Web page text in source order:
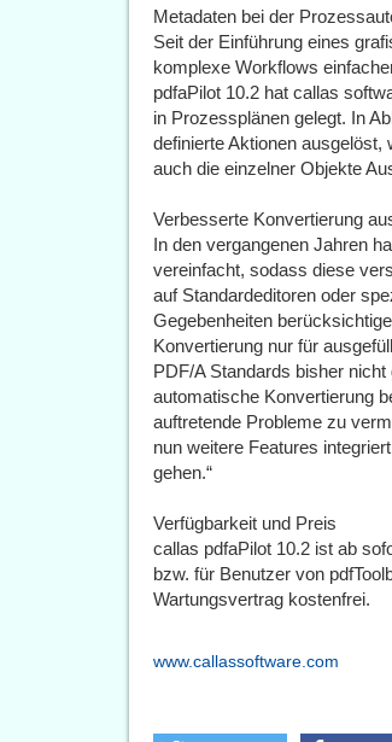
Metadaten bei der
Seit der Einführung eines
komplexe Workflows
pdfaPilot 10.2 hat callas
in Prozessplänen gelegt. In
definierte Aktionen
auch die einzelner Objekte
Verbesserte Konvertierung
In den vergangenen Jahren
vereinfacht, sodass diese
auf Standardeditoren oder
Gegebenheiten
Konvertierung nur für
PDF/A Standards bisher
automatische Konvertierung
auftretende Probleme zu
nun weitere Features
gehen.“
Verfügbarkeit und Preis
callas pdfaPilot 10.2 ist ab
bzw. für Benutzer von
Wartungsvertrag kostenfrei.
www.callassoftware.com